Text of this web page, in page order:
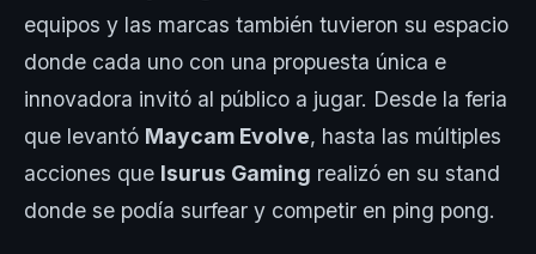
equipos y las marcas también tuvieron su espacio
donde cada uno con una propuesta única e
innovadora invitó al público a jugar. Desde la feria
que levantó Maycam Evolve, hasta las múltiples
acciones que Isurus Gaming realizó en su stand
donde se podía surfear y competir en ping pong.